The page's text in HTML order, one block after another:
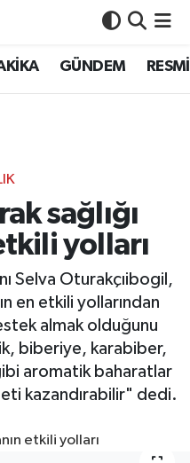
GÜNDEM
sağlığı
yolları
Selva Oturakçıibogil,
en etkili yollarından
almak olduğunu
biberiye, karabiber,
aromatik baharatlar
kazandırabilir" dedi.
ve Fikstür